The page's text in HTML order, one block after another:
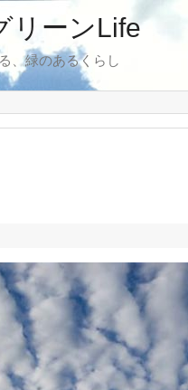
リーンLife
、緑のあるくらし